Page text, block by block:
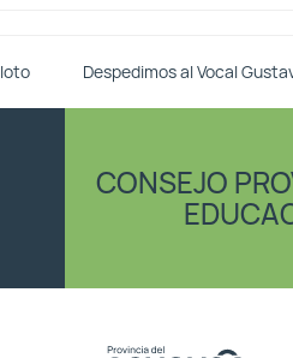
Despedimos al Vocal
CONSEJO